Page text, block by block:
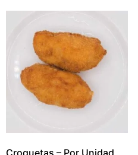
Croquetas – Por Unidad